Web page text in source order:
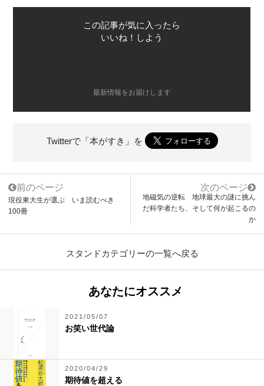
この記事が気に入ったら
いいね！しよう
最新情報をお届けします
Twitterで「本がすき」を
前のページ
現役東大生が選ぶ いま読むべき
100冊
次のページ
地磁気の逆転 地球最大の謎に挑ん
だ科学者たち、そして何が起こるの
か
スタンドカテゴリーの一覧へ戻る
あなたにオススメ
2021/05/07
お笑い世代論
2020/04/29
期待値を超える